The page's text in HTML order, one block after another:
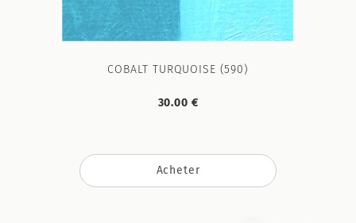
COBALT TURQUOISE (590)
30.00 €
Acheter